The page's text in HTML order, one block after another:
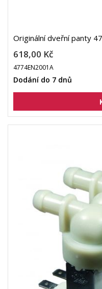
Originální dveřní panty
618,00 Kč
4774EN2001A
Dodání do 7 dnů